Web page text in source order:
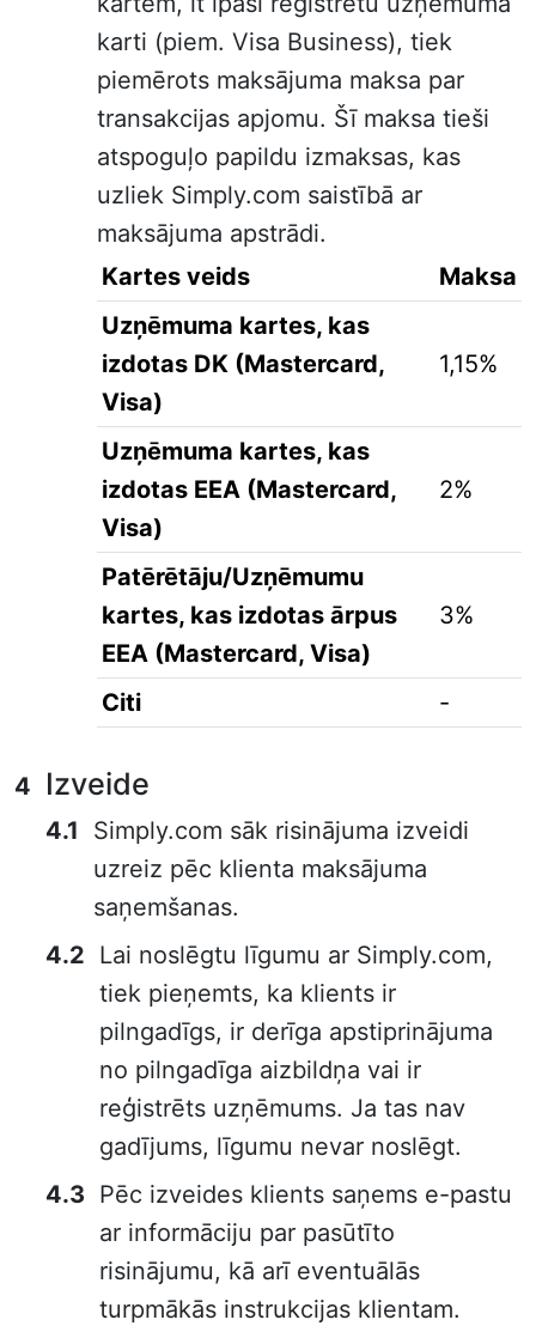
karti (piem. Visa Business), tiek
piemērots maksājuma maksa par
transakcijas apjomu. Šī maksa tieši
atspoguļo papildu izmaksas, kas
uzliek Simply.com saistībā ar
maksājuma apstrādi.
Kartes veids
Maksa
Uzņēmuma kartes, kas
izdotas DK (Mastercard,
Visa)
1,15%
Uzņēmuma kartes, kas
izdotas EEA (Mastercard,
Visa)
2%
Patērētāju/Uzņēmumu
kartes, kas izdotas ārpus
EEA (Mastercard, Visa)
3%
Citi -
Izveide
Simply.com sāk risinājuma izveidi
uzreiz pēc klienta maksājuma
saņemšanas.
Lai noslēgtu līgumu ar Simply.com,
tiek pieņemts, ka klients ir
pilngadīgs, ir derīga apstiprinājuma
no pilngadīga aizbildņa vai ir
reģistrēts uzņēmums. Ja tas nav
gadījums, līgumu nevar noslēgt.
Pēc izveides klients saņems e-pastu
ar informāciju par pasūtīto
risinājumu, kā arī eventuālās
turpmākās instrukcijas klientam.